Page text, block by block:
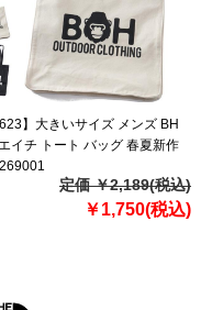
】大きいサイズ メンズ BH
イチ トート バッグ 春夏新作
定価 ￥2,189(税込)
￥1,750(税込)